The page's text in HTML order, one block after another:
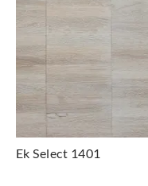
Ek Select 1401